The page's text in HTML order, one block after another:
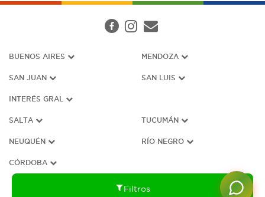
Filtros
BUENOS AIRES MENDOZA
SAN JUAN SAN LUIS
INTERÉS GRAL
SALTA TUCUMÁN
NEUQUÉN RÍO NEGRO
CÓRDOBA